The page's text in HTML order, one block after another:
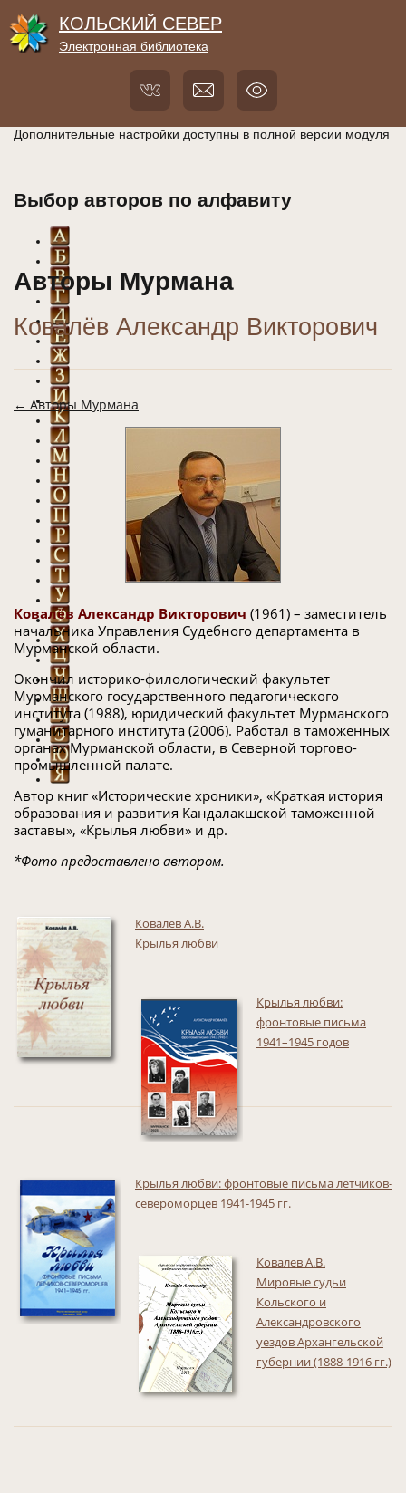
КОЛЬСКИЙ СЕВЕР
Электронная библиотека
Дополнительные настройки доступны в полной версии модуля
Выбор авторов по алфавиту
Авторы Мурмана
Ковалёв Александр Викторович
← Авторы Мурмана
Ковалёв Александр Викторович (1961) – заместитель
начальника Управления Судебного департамента в
Мурманской области.
Окончил историко-филологический факультет
Мурманского государственного педагогического
института (1988), юридический факультет Мурманского
гуманитарного института (2006). Работал в таможенных
органах Мурманской области, в Северной торгово-
промышленной палате.
Автор книг «Исторические хроники», «Краткая история
образования и развития Кандалакшской таможенной
заставы», «Крылья любви» и др.
*Фото предоставлено автором.
Ковалев А.В.
Крылья любви
Крылья любви:
фронтовые письма
1941–1945 годов
Крылья любви: фронтовые письма летчиков-
североморцев 1941-1945 гг.
Ковалев А.В.
Мировые судьи
Кольского и
Александровского
уездов Архангельской
губернии (1888-1916 гг.)